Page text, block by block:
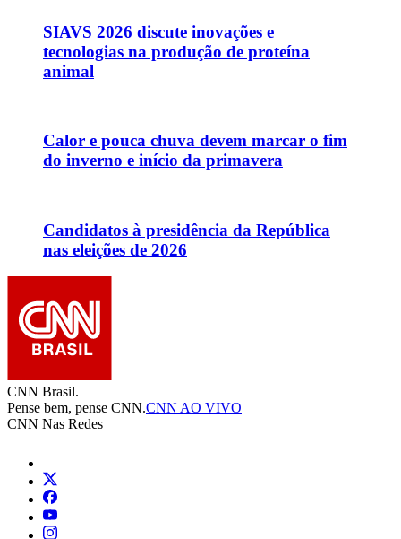
SIAVS 2026 discute inovações e
tecnologias na produção de proteína
animal
Calor e pouca chuva devem marcar o fim
do inverno e início da primavera
Candidatos à presidência da República
nas eleições de 2026
CNN Brasil.
Pense bem, pense CNN.CNN AO VIVO
CNN Nas Redes